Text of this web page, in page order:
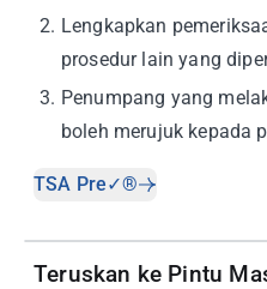
2. Lengkapkan
prosedur lain yang
3. Penumpang yang
boleh merujuk kepada
TSA Pre✓®
Teruskan ke Pintu